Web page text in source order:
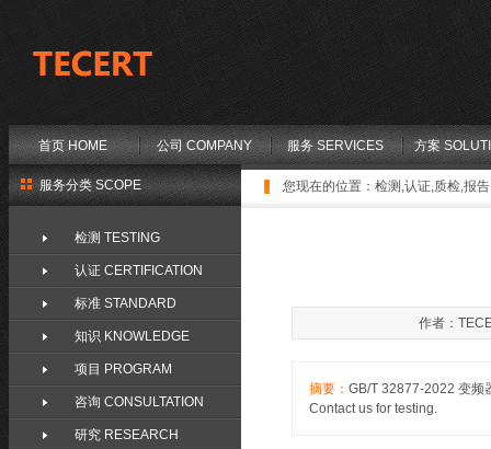
首页 HOME 公司 COMPANY 服务 SERVICES 方案
您现在的位置： 检测,认证,质检,报
作者：
摘要： GB/T 32877-2022 变频
Contact us for testing.
服务分类 SCOPE
检测 TESTING
认证 CERTIFICATION
标准 STANDARD
知识 KNOWLEDGE
项目 PROGRAM
咨询 CONSULTATION
研究 RESEARCH